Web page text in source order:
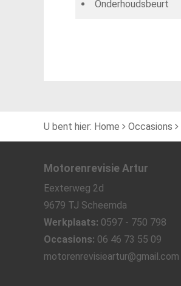
Onderhoudsbeurt
U bent hier: Home Occasions
Motorenrevisie Artur
Eexterweg 2d
9679 TJ Scheemda
Werkplaats: 0597 - 750 798
Occasions: 06 46 73 55 09
motorenrevisieartur@gmail.com